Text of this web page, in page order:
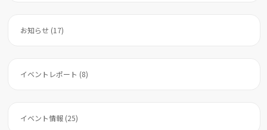
お知らせ (17)
イベントレポート (8)
イベント情報 (25)